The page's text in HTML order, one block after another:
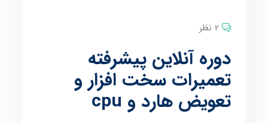
2 نظر
دوره آنلاین پیشرفته
تعمیرات سخت افزار و
تعویض هارد و cpu